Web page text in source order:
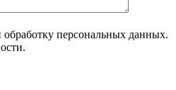
обработку персональных данных.